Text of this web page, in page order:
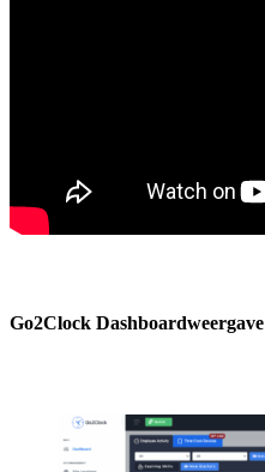
Go2Clock Dashboardweergave